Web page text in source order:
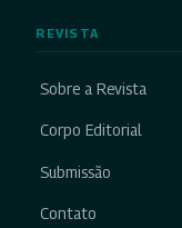
REVISTA
Sobre a Revista
Corpo Editorial
Submissão
Contato